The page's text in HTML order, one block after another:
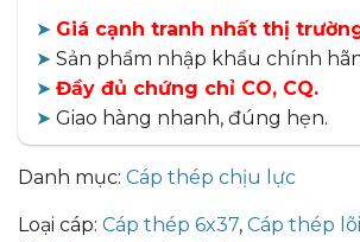
➤ Giá cạnh tranh nhất thị
➤ Sản phẩm nhập khẩu chính
➤ Đầy đủ chứng chỉ CO, CQ.
➤ Giao hàng nhanh, đúng hẹn.
Danh mục: Cáp thép chịu lực
Loại cáp: Cáp thép 6x37, Cáp thép